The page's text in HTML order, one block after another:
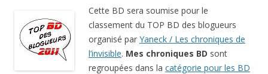
Cette BD sera soumise pour le
classement du TOP BD des blogueurs
organisé par Yaneck / Les chroniques de
l’invisible. Mes chroniques BD sont
regroupées dans la catégorie pour les BD